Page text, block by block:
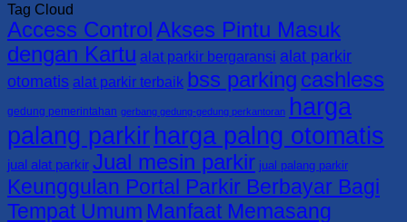
0813-
4161-
5165
KABUPATEN
SORONG
SELATAN
0821-
4405-
7125/
4161-
5165
Gate
–
BSS
Parking
|
KABUPATEN
SORONG
0821-
4405-
7125/
0813-
4161-
Parkir,
Portal
Parkir,
dan
Barrier
Gate
BSS
Parking
|
KABUPATEN
RAJA
Tag Cloud
Access ControlAkses Pintu Masuk
dengan Kartu alat parkir bergaransi alat parkir
otomatis alat parkir terbaik bss parking cashless
gedung pemerintahan gerbang gedung-gedung perkantoran harga
palang parkirharga palng otomatis
jual alat parkir Jual mesin parkir jual palang parkir
Keunggulan Portal Parkir Berbayar Bagi
Tempat Umum Manfaat Memasang